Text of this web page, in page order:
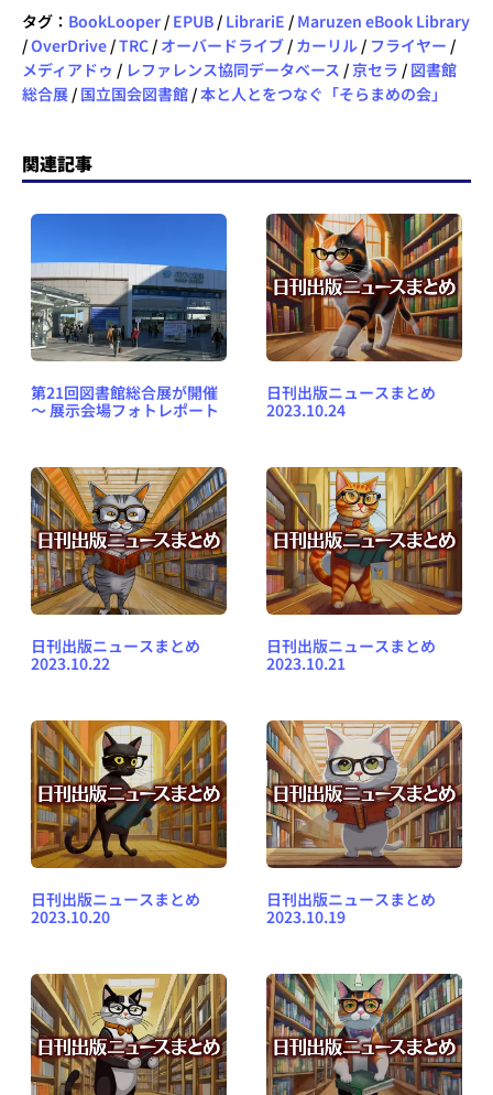
タグ： BookLooper / EPUB / LibrariE / Maruzen eBook Library
/OverDrive /TRC / オーバードライブ / カーリル / フライヤー /
メディアドゥ / レファレンス協同データベース /京セラ / 図書館
総合展 / 国立国会図書館 /本と人とをつなぐ「そらまめの会」
関連記事
第21回図書館総合展が開催
～ 展示会場フォトレポート
日刊出版ニュースまとめ
2023.10.24
日刊出版ニュースまとめ
2023.10.22
日刊出版ニュースまとめ
2023.10.21
日刊出版ニュースまとめ
2023.10.20
日刊出版ニュースまとめ
2023.10.19